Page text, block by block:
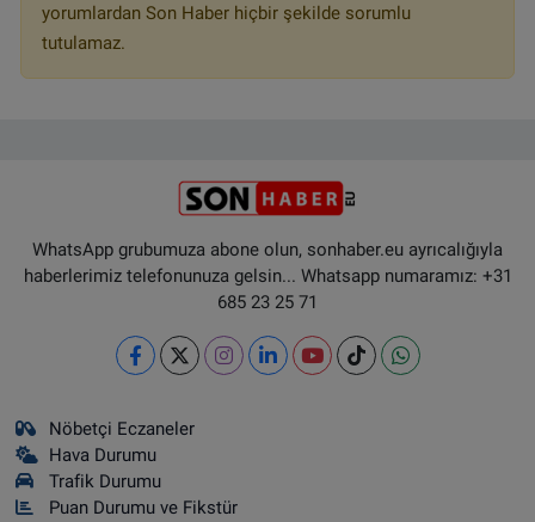
yorumlardan Son Haber hiçbir şekilde sorumlu
tutulamaz.
WhatsApp grubumuza abone olun, sonhaber.eu ayrıcalığıyla
haberlerimiz telefonunuza gelsin... Whatsapp numaramız: +31
685 23 25 71
Nöbetçi Eczaneler
Hava Durumu
Trafik Durumu
Puan Durumu ve Fikstür